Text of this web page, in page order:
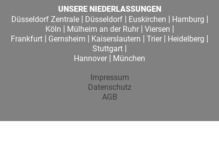
UNSERE NIEDERLASSUNGEN
Düsseldorf Zentrale| Düsseldorf| Euskirchen | Hamburg |
Köln | Mülheim an der Ruhr| Viersen |
Frankfurt | Gernsheim | Kaiserslautern | Trier | Heidelberg |
Stuttgart |
Hannover | München
Impressum
Datenschutz
AGB